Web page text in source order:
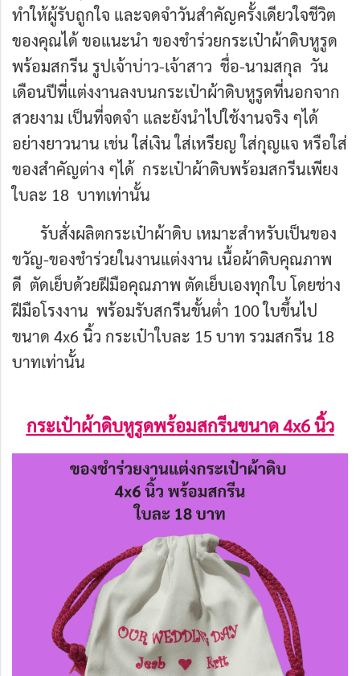
ทำให้ผู้รับถูกใจ และจดจำวันสำคัญครั้งเดียวใจชีวิต
ของคุณได้ ขอแนะนำ ของชำร่วยกระเป๋าผ้าดิบหูรูด
พร้อมสกรีน รูปเจ้าบ่าว-เจ้าสาว ชื่อ-นามสกุล วัน
เดือนปีที่แต่งงานลงบนกระเป๋าผ้าดิบหูรูดที่นอกจาก
สวยงาม เป็นที่จดจำ และยังนำไปใช้งานจริง ๆได้
อย่างยาวนาน เช่น ใส่เงิน ใส่เหรียญ ใส่กุญแจ หรือใส่
ของสำคัญต่าง ๆได้ กระเป๋าผ้าดิบพร้อมสกรีนเพียง
ใบละ 18 บาทเท่านั้น
รับสั่งผลิตกระเป๋าผ้าดิบ เหมาะสำหรับเป็นของ
ขวัญ-ของชำร่วยในงานแต่งงาน เนื้อผ้าดิบคุณภาพ
ดี ตัดเย็บด้วยฝีมือคุณภาพ ตัดเย็บเองทุกใบ โดยช่าง
ฝีมือโรงงาน พร้อมรับสกรีนขั้นต่ำ 100 ใบขึ้นไป
ขนาด 4x6 นิ้ว กระเป๋าใบละ 15 บาท รวมสกรีน 18
บาทเท่านั้น
กระเป๋าผ้าดิบหูรูดพร้อมสกรีนขนาด 4x6 นิ้ว